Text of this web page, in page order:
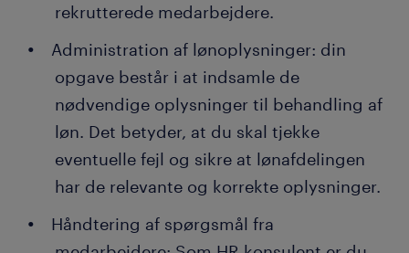
rekrutterede medarbejdere.
Administration af lønoplysninger: din
opgave består i at indsamle de
nødvendige oplysninger til behandling af
løn. Det betyder, at du skal tjekke
eventuelle fejl og sikre at lønafdelingen
har de relevante og korrekte oplysninger.
Håndtering af spørgsmål fra